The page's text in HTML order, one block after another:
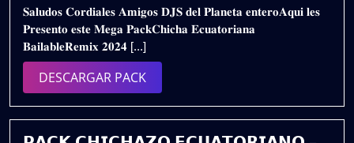
de
2024
𝗥𝗘𝗠𝗜𝗫
𝟮𝟬𝟮𝟰
𝗚𝗥𝗔𝗧𝗜𝗦
𝐒𝐚𝐥𝐮𝐝𝐨𝐬 𝐂𝐨𝐫𝐝𝐢𝐚𝐥𝐞𝐬 𝐀𝐦𝐢𝐠𝐨𝐬 𝐃𝐉𝐒 𝐝𝐞𝐥 𝐏𝐥𝐚𝐧𝐞𝐭𝐚 𝐞𝐧𝐭𝐞𝐫𝐨𝐀𝐪𝐮𝐢 𝐥𝐞𝐬
𝐏𝐫𝐞𝐬𝐞𝐧𝐭𝐨 𝐞𝐬𝐭𝐞 𝐌𝐞𝐠𝐚 𝐏𝐚𝐜𝐤𝐂𝐡𝐢𝐜𝐡𝐚 𝐄𝐜𝐮𝐚𝐭𝐨𝐫𝐢𝐚𝐧𝐚
𝐁𝐚𝐢𝐥𝐚𝐛𝐥𝐞𝐑𝐞𝐦𝐢𝐱 𝟐𝟎𝟐𝟒 [...]
DESCARGAR PACKDESCARGAR
PACK